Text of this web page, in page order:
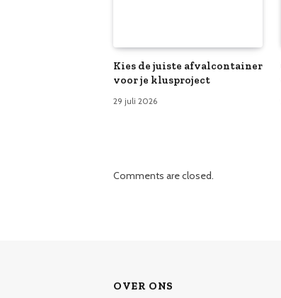
Kies de juiste afvalcontainer
voor je klusproject
29 juli 2026
Comments are closed.
OVER ONS